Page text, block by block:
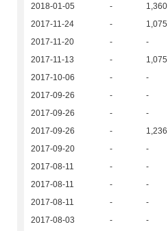
2018-01-05
- 1,360
2017-11-24
- 1,075
2017-11-20
- -
2017-11-13
- 1,075
2017-10-06
- -
2017-09-26
- -
2017-09-26
- -
2017-09-26
- 1,236
2017-09-20
- -
2017-08-11
- -
2017-08-11
- -
2017-08-11
- -
2017-08-03
- -